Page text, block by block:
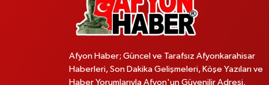
Afyon Haber; Güncel ve Tarafsız Afyonkarahisar
Haberleri, Son Dakika Gelişmeleri, Köşe Yazıları ve
Haber Yorumlarıyla Afyon'un Güvenilir Adresi.